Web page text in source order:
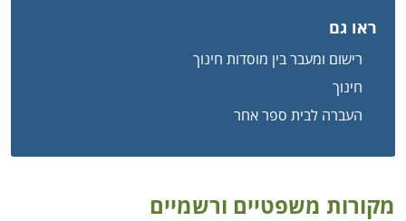
ראו גם
רישום ומעבר בין מוסדות חינוך
חינוך
העברה לבית ספר אחר
מקורות משפטיים ורשמיים